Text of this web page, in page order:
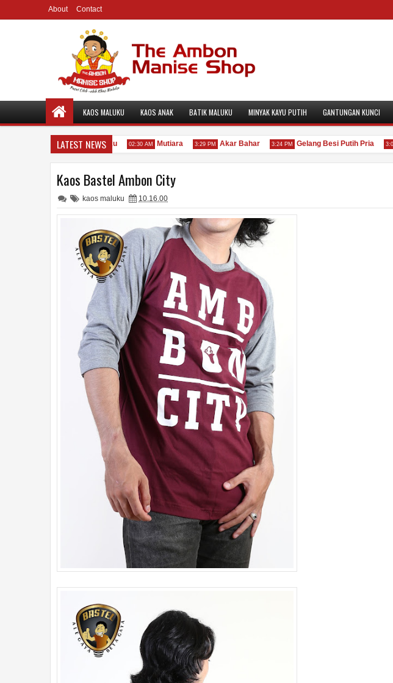
About Contact
KAOS MALUKU KAOS ANAK BATIK MALUKU MINYAK KAYU PUTIH GANTUNGAN KUNCI
LATEST NEWS
Kayu Putih Asli Maluku 02:30 AM Mutiara 3:29 PM Akar Bahar 3:24 PM Gelang Besi Putih Pria 3:07 PM
Kaos Bastel Ambon City
kaos maluku 10.16.00